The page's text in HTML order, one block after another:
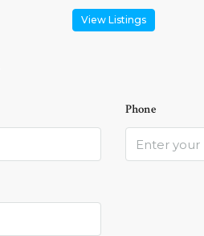
View Listings
Phone